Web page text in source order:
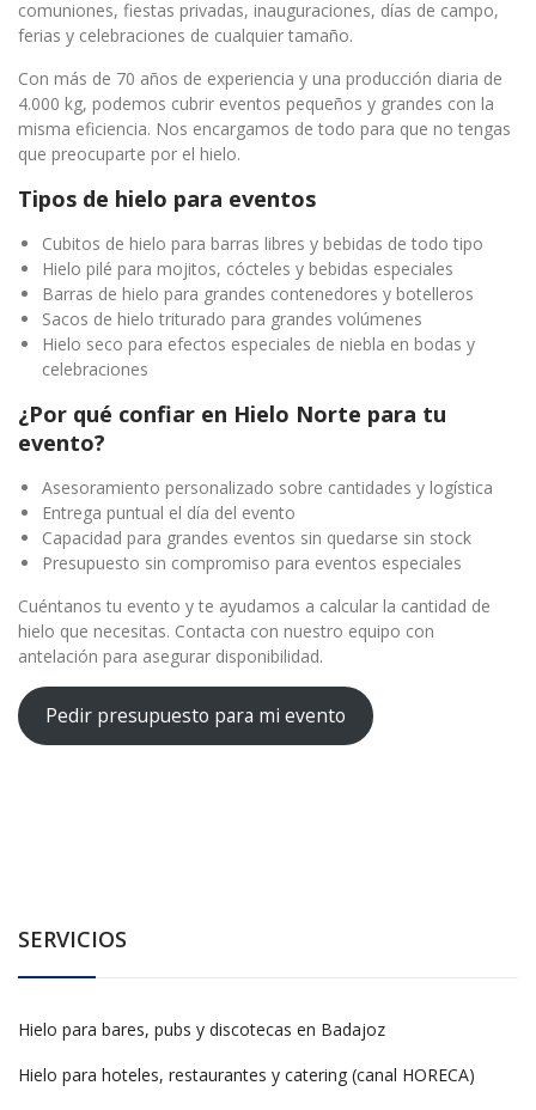
comuniones, fiestas privadas, inauguraciones, días de campo,
ferias y celebraciones de cualquier tamaño.
Con más de 70 años de experiencia y una producción diaria de
4.000 kg, podemos cubrir eventos pequeños y grandes con la
misma eficiencia. Nos encargamos de todo para que no tengas
que preocuparte por el hielo.
Tipos de hielo para eventos
Cubitos de hielo para barras libres y bebidas de todo tipo
Hielo pilé para mojitos, cócteles y bebidas especiales
Barras de hielo para grandes contenedores y botelleros
Sacos de hielo triturado para grandes volúmenes
Hielo seco para efectos especiales de niebla en bodas y
celebraciones
¿Por qué confiar en Hielo Norte para tu
evento?
Asesoramiento personalizado sobre cantidades y logística
Entrega puntual el día del evento
Capacidad para grandes eventos sin quedarse sin stock
Presupuesto sin compromiso para eventos especiales
Cuéntanos tu evento y te ayudamos a calcular la cantidad de
hielo que necesitas. Contacta con nuestro equipo con
antelación para asegurar disponibilidad.
Pedir presupuesto para mi evento
SERVICIOS
Hielo para bares, pubs y discotecas en Badajoz
Hielo para hoteles, restaurantes y catering (canal HORECA)